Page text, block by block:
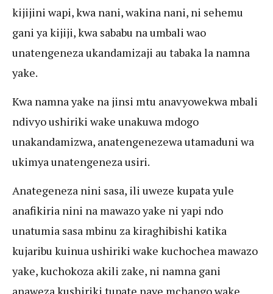
kijijini wapi, kwa nani, wakina nani, ni sehemu
gani ya kijiji, kwa sababu na umbali wao
unatengeneza ukandamizaji au tabaka la namna
yake.
Kwa namna yake na jinsi mtu anavyowekwa mbali
ndivyo ushiriki wake unakuwa mdogo
unakandamizwa, anatengenezewa utamaduni wa
ukimya unatengeneza usiri.
Anategeneza nini sasa, ili uweze kupata yule
anafikiria nini na mawazo yake ni yapi ndo
unatumia sasa mbinu za kiraghibishi katika
kujaribu kuinua ushiriki wake kuchochea mawazo
yake, kuchokoza akili zake, ni namna gani